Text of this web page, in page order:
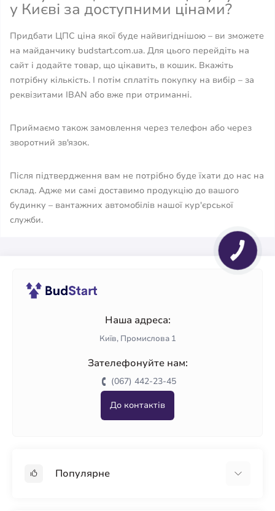
у Києві за доступними цінами?
Придбати ЦПС ціна якої буде найвигіднішою – ви зможете
на майданчику budstart.com.ua. Для цього перейдіть на
сайт і додайте товар, що цікавить, в кошик. Вкажіть
потрібну кількість. І потім сплатіть покупку на вибір – за
реквізитами IBAN або вже при отриманні.
Приймаємо також замовлення через телефон або через
зворотний зв'язок.
Після підтвердження вам не потрібно буде їхати до нас на
склад. Адже ми самі доставимо продукцію до вашого
будинку – вантажних автомобілів нашої кур'єрської
служби.
Наша адреса:
Київ, Промислова 1
Зателефонуйте нам:
(067) 442-23-45
До контактів
Популярне